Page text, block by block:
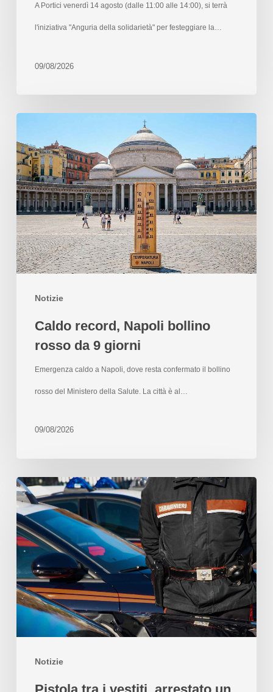
A Portici venerdì 14 agosto (dalle 11:00 alle 14:00), si terrà
l'iniziativa "Anguria della solidarietà" per festeggiare la…
09/08/2026
Notizie
Caldo record, Napoli bollino
rosso da 9 giorni
Emergenza caldo a Napoli, dove resta confermato il bollino
rosso del Ministero della Salute. La città è al…
09/08/2026
Notizie